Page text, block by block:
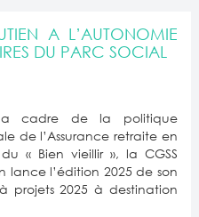
A L’AUTONOMIE
DU PARC SOCIAL
cadre de la politique
de l’Assurance retraite en
« Bien vieillir », la CGSS
lance l’édition 2025 de son
projets 2025 à destination